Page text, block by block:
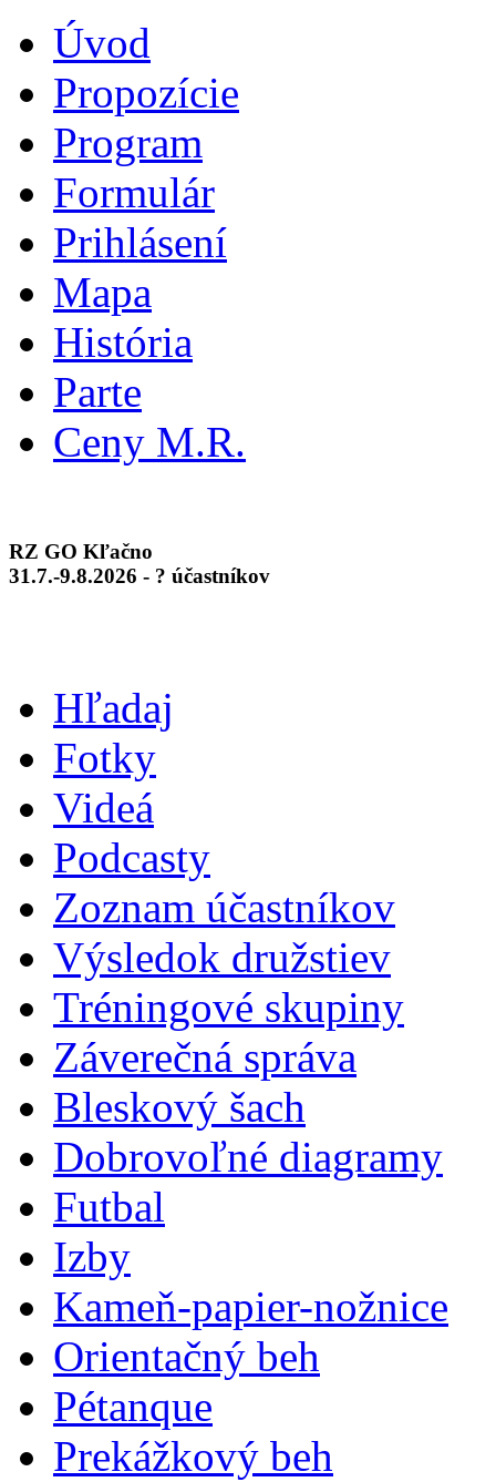
Úvod
Propozície
Program
Formulár
Prihlásení
Mapa
História
Parte
Ceny M.R.
RZ GO Kľačno
31.7.-9.8.2026 - ? účastníkov
Hľadaj
Fotky
Videá
Podcasty
Zoznam účastníkov
Výsledok družstiev
Tréningové skupiny
Záverečná správa
Bleskový šach
Dobrovoľné diagramy
Futbal
Izby
Kameň-papier-nožnice
Orientačný beh
Pétanque
Prekážkový beh